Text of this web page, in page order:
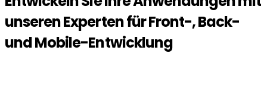
unseren Experten fürFront-, Back-
und Mobile-Entwicklung